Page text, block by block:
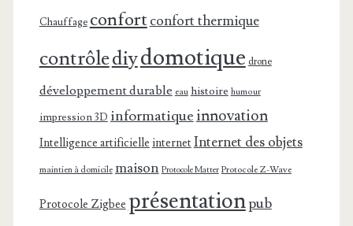
Chauffage confortconfort thermique
contrôlediydomotique drone
développement durable eau histoire humour
impression 3D informatiqueinnovation
Intelligence artificielle internet Internet des objets
maintien à domicile maison Protocole Matter Protocole Z-Wave
Protocole Zigbee présentationpub